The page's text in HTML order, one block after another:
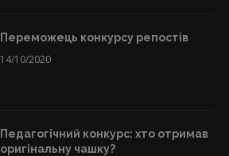
Переможець конкурсу репостів
14/10/2020
Педагогічний конкурс: хто отримав
оригінальну чашку?